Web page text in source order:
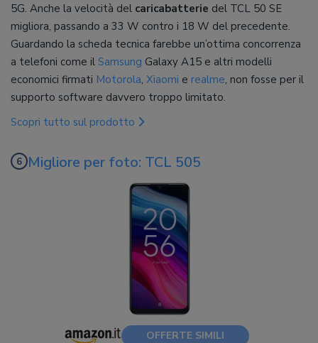
5G. Anche la velocità del caricabatterie del TCL 50 SE
migliora, passando a 33 W contro i 18 W del precedente.
Guardando la scheda tecnica farebbe un’ottima concorrenza
a telefoni come il Samsung Galaxy A15 e altri modelli
economici firmati Motorola, Xiaomi e realme, non fosse per il
supporto software davvero troppo limitato.
Scopri tutto sul prodotto
Migliore per foto: TCL 505
OFFERTE SIMILI